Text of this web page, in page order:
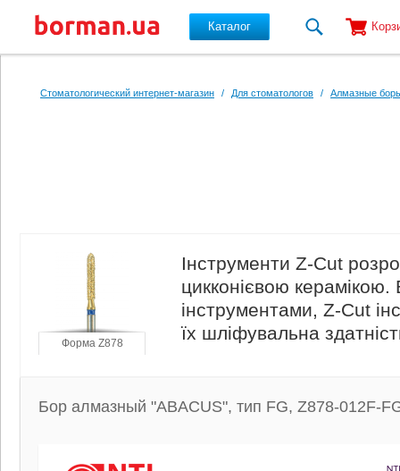
Каталог
Стоматологический интернет-магазин / Для стоматологов / Алмазные
Форма Z878
Інструменти Z-Cut
цикконієвою керамікою.
інструментами, Z-Cut
їх шліфувальна
Бор алмазный "ABACUS", тип FG, Z878-012F-